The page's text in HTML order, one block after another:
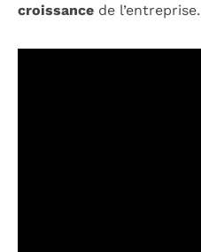
croissance de l’entreprise.